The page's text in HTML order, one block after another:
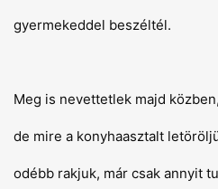
gyermekeddel beszéltél.
Meg is nevettetlek majd
de mire a konyhaasztalt
odébb rakjuk, már csak annyit